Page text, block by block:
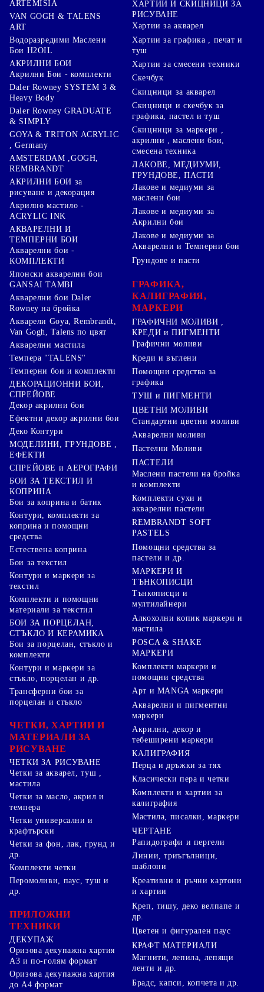
ARTEMISIA
VAN GOGH & TALENS
ART
Водоразредими Маслени
Бои H2OIL
АКРИЛНИ БОИ
Акрилни Бои - комплекти
Daler Rowney SYSTEM 3 &
Heavy Body
Daler Rowney GRADUATE
& SIMPLY
GOYA & TRITON АCRYLIC
, Germany
AMSTERDAM ,GOGH,
REMBRANDT
АКРИЛНИ БОИ за
рисуване и декорация
Акрилно мастило -
ACRYLIC INK
АКВАРЕЛНИ И
ТЕМПЕРНИ БОИ
Акварелни бои -
КОМПЛЕКТИ
Японски акварелни бои
GANSAI TAMBI
Акварелни бои Daler
Rowney на бройка
Акварели Goya, Rembrandt,
Van Gogh, Talens по цвят
Акварелни мастила
Темпера "TALENS"
Темперни бои и комплекти
ДЕКОРАЦИОННИ БОИ,
СПРЕЙОВЕ
Декор акрилни бои
Ефектни декор акрилни бои
Деко Контури
МОДЕЛИНИ, ГРУНДОВЕ ,
ЕФЕКТИ
СПРЕЙОВЕ и АЕРОГРАФИ
БОИ ЗА ТЕКСТИЛ И
КОПРИНА
Бои за коприна и батик
Контури, комплекти за
коприна и помощни
средства
Естествена коприна
Бои за текстил
Контури и маркери за
текстил
Комплекти и помощни
материали за текстил
БОИ ЗА ПОРЦЕЛАН,
СТЪКЛО И КЕРАМИКА
Бои за порцелан, стъкло и
комплекти
Контури и маркери за
стъкло, порцелан и др.
Трансферни бои за
порцелан и стъкло
ЧЕТКИ, ХАРТИИ И
МАТЕРИАЛИ ЗА
РИСУВАНЕ
ЧЕТКИ ЗА РИСУВАНЕ
Четки за акварел, туш ,
мастила
Четки за масло, акрил и
темпера
Четки универсални и
крафтърски
Четки за фон, лак, грунд и
др.
Комплекти четки
ХАРТИИ И СКИЦНИЦИ ЗА
РИСУВАНЕ
Хартии за акварел
Хартии за графика , печат и
туш
Хартии за смесени техники
Скечбук
Скицници за акварел
Скицници и скечбук за
графика, пастел и туш
Скицници за маркери ,
акрилни , маслени бои,
смесена техника
ЛАКОВЕ, МЕДИУМИ,
ГРУНДОВЕ, ПАСТИ
Лакове и медиуми за
маслени бои
Лакове и медиуми за
Акрилни бои
Лакове и медиуми за
Акварелни и Темперни бои
Грундове и пасти
ГРАФИКА,
КАЛИГРАФИЯ,
МАРКЕРИ
ГРАФИЧНИ МОЛИВИ ,
КРЕДИ и ПИГМЕНТИ
Графични моливи
Креди и въглени
Помощни средства за
графика
ТУШ и ПИГМЕНТИ
ЦВЕТНИ МОЛИВИ
Стандартни цветни моливи
Акварелни моливи
Пастелни Моливи
ПАСТЕЛИ
Маслени пастели на бройка
и комплекти
Комплекти сухи и
акварелни пастели
REMBRANDT SOFT
PASTELS
Помощни средства за
пастели и др.
МАРКЕРИ И
ТЪНКОПИСЦИ
Тънкописци и
мултилайнери
Алкохолни копик маркери и
мастила
POSCA & SHAKE
МАРКЕРИ
Комплекти маркери и
помощни средства
Арт и MANGA маркери
Акварелни и пигментни
маркери
Акрилни, декор и
тебеширени маркери
КАЛИГРАФИЯ
Перца и дръжки за тях
Класически пера и четки
Комплекти и хартии за
калиграфия
Мастила, писалки, маркери
ЧЕРТАНЕ
Рапидографи и пергели
Линии, триъгълници,
шаблони
Перомоливи, паус, туш и
др.
ПРИЛОЖНИ
ТЕХНИКИ
ДЕКУПАЖ
Оризова декупажна хартия
А3 и по-голям формат
Оризова декупажна хартия
до А4 формат
Креативни и ръчни картони
и хартии
Креп, тишу, деко велпапе и
др.
Цветен и фигурален паус
КРАФТ МАТЕРИАЛИ
Магнити, лепила, лепящи
ленти и др.
Брадс, капси, копчета и др.